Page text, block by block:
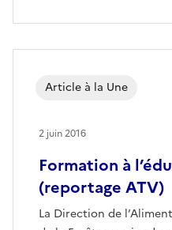
Formation à
(reportage ATV)
La Direction de
Article à la Une
2 juin 2016